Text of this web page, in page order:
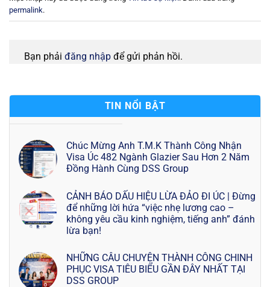
permalink.
Bạn phải đăng nhập để gửi phản hồi.
TIN NỔI BẬT
Chúc Mừng Anh T.M.K Thành Công Nhận
Visa Úc 482 Ngành Glazier Sau Hơn 2 Năm
Đồng Hành Cùng DSS Group
CẢNH BÁO DẤU HIỆU LỪA ĐẢO ĐI ÚC | Đừng
để những lời hứa “việc nhẹ lương cao –
không yêu cầu kinh nghiệm, tiếng anh” đánh
lừa bạn!
NHỮNG CÂU CHUYỆN THÀNH CÔNG CHINH
PHỤC VISA TIÊU BIỂU GẦN ĐÂY NHẤT TẠI
DSS GROUP